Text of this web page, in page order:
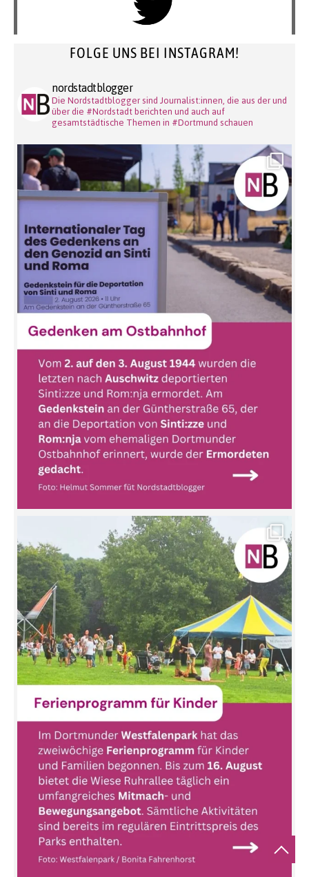
FOLGE UNS BEI INSTAGRAM!
nordstadtblogger
Die Nordstadtblogger sind Journalist:innen, die aus der und
über die #Nordstadt berichten und auch auf
gesamtstädtische Themen in #Dortmund schauen